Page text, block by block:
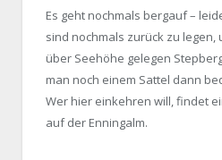
Es geht nochmals bergauf –
sind nochmals zurück zu legen,
über Seehöhe gelegen
man noch einem Sattel dann
Wer hier einkehren will, findet
auf der Enningalm.